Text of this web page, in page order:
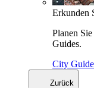
Erkunden
Planen
Guides.
City
Zurück